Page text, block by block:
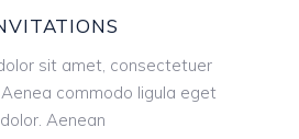
sit amet, consectetuer
commodo ligula eget
dolor. Aenean